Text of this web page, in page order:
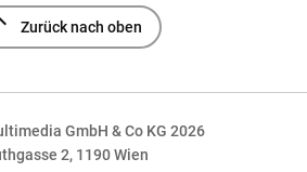
Zurück nach oben
GmbH & Co KG 2026
2, 1190 Wien